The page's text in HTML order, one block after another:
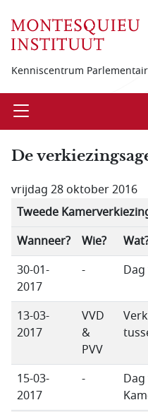
Kenniscentrum
Open
De
vrijdag 28 oktober 2016
Tweede
Wanneer?
Wie?
30-01-
2017
-
13-03-
2017
VVD
&
PVV
15-03-
2017
-